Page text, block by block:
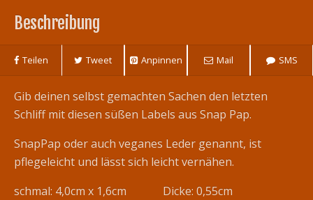
Beschreibung
Teilen Tweet Anpinnen Mail SMS
Gib deinen selbst gemachten Sachen den letzten
Schliff mit diesen süßen Labels aus Snap Pap.
SnapPap oder auch veganes Leder genannt, ist
pflegeleicht und lässt sich leicht vernähen.
schmal: 4,0cm x 1,6cm Dicke: 0,55cm